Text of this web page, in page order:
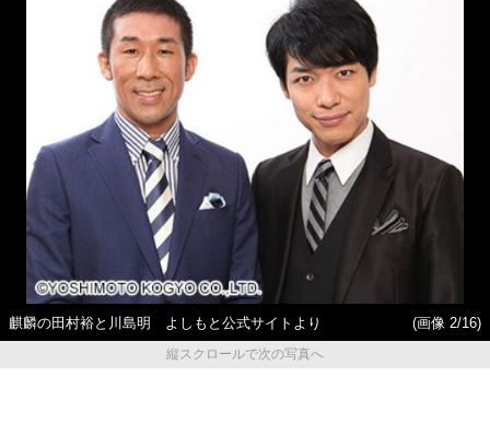
麒麟の田村裕と川島明 よしもと公式サイトより
(画像 2/16)
縦スクロールで次の写真へ